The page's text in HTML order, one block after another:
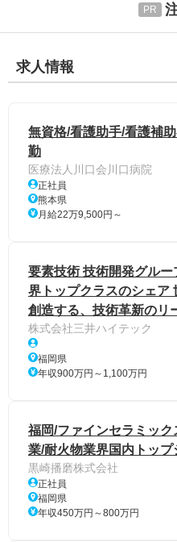
求人情報
無資格/看護助手/看護補
勤
医療法人川口会川口病院
正社員
熊本県
月給22万9,500円～
要素技術 技術開発グル
界トップクラスのシェア
創造する、技術革新のリ
株式会社三井ハイテック
福岡県
年収900万円～1,100万円
福岡/ファインセラミッ
業/耐火物業界国内トッ
黒崎播磨株式会社
正社員
福岡県
年収450万円～800万円